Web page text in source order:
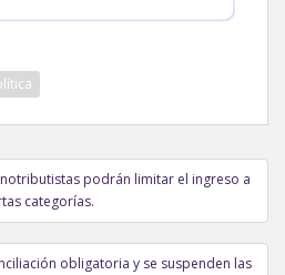
podrán limitar el ingreso a
categorías.
obligatoria y se suspenden las